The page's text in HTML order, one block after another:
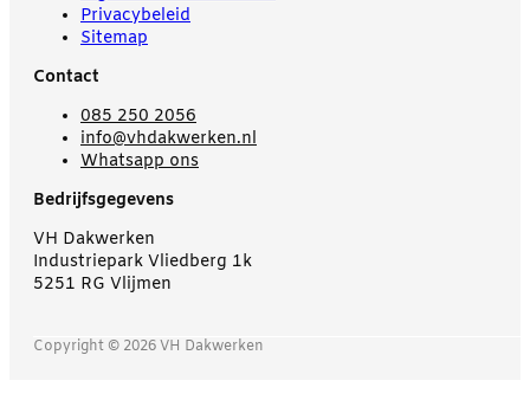
Privacybeleid
Sitemap
Contact
085 250 2056
info@vhdakwerken.nl
Whatsapp ons
Bedrijfsgegevens
VH Dakwerken
Industriepark Vliedberg 1k
5251 RG Vlijmen
Copyright © 2026 VH Dakwerken